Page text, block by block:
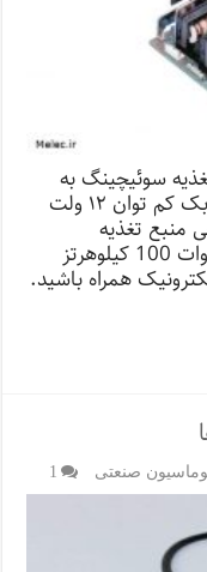
سوئیچینگ به
بررسی مثال آموزش طراحی مبدل فلای‌بک کم توان ۱۲ ولت
منبع تغذیه
سوئیچینگ Half-Bridge یا نیم‌پل 50 وات 100 کیلوهرتز
همراه باشید.
صنعتی 1